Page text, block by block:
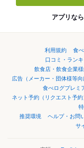
アプリな
利用規約 食
口コミ・ラン
飲食店・飲食企業
広告（メーカー・団体様等
食べログプレミ
ネット予約（リクエスト予約
推奨環境
ヘルプ・お問
サ